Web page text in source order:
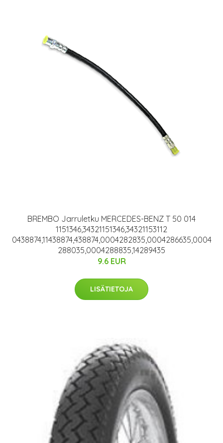
BREMBO Jarruletku MERCEDES-BENZ T 50 014
1151346,34321151346,34321153112
0438874,11438874,438874,0004282835,0004286635,0004
288035,0004288835,14289435
9.6 EUR
LISÄTIETOJA